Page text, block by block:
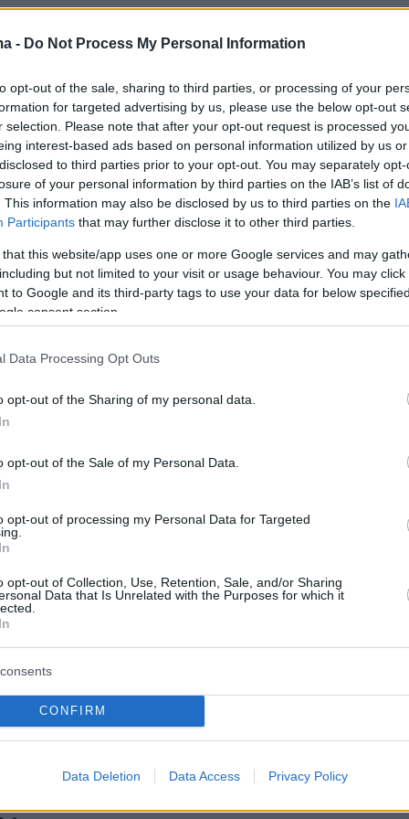
- Do Not Process My Personal Information
opt-out of the sale, sharing to third parties, or processing of your
for targeted advertising by us, please use the below opt-out
selection. Please note that after your opt-out request is processed
interest-based ads based on personal information utilized by us
to third parties prior to your opt-out. You may separately
of your personal information by third parties on the IAB’s list of
This information may also be disclosed by us to third parties on the
Participants that may further disclose it to other third parties.
that this website/app uses one or more Google services and may
but not limited to your visit or usage behaviour. You may
to Google and its third-party tags to use your data for below
consent section.
Data Processing Opt Outs
opt-out of the Sharing of my personal data.
opt-out of the Sale of my Personal Data.
opt-out of processing my Personal Data for Targeted
opt-out of Collection, Use, Retention, Sale, and/or Sharing
Data that Is Unrelated with the Purposes for which it
CONFIRM
Data Deletion Data Access Privacy Policy
late» η οργή -και οι δασμοί- του Τραμπ
Ο Πούτιν αγνόησε όλες τις εκκλήσεις
ο κίνδυνος κλιμάκωσης
TikToker για εκβιασμό: «Θα σε
αύριο ξεκινάει το μαρτύριό σου»
στον Ειρηνικό: ΗΠΑ και Κίνα ακονίζουν
«φονιάδες αεροπλανοφόρων» και ναυτικές
επικίνδυνα το θερμόμετρο
ΣΧΟΛΙΟΥ